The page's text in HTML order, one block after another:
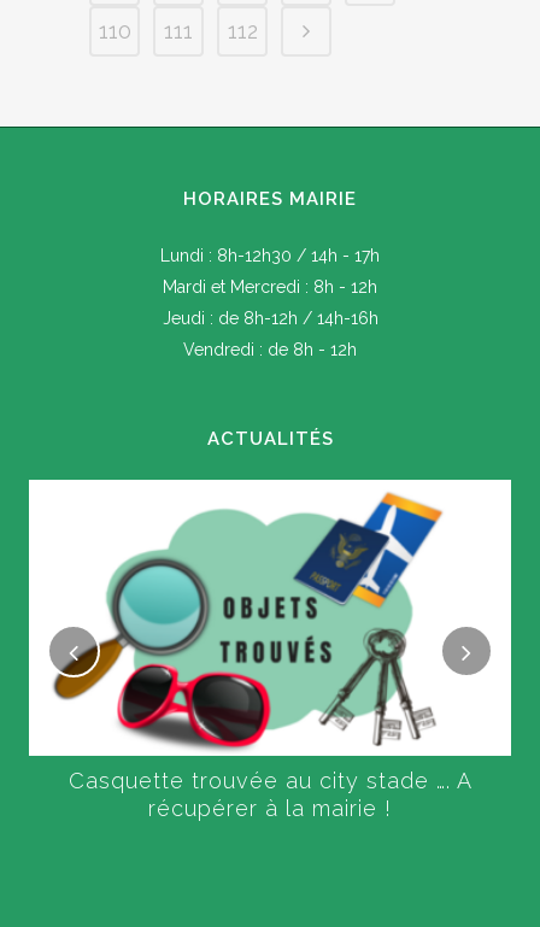
110
111 112
HORAIRES MAIRIE
Lundi : 8h-12h30 / 14h - 17h
Mardi et Mercredi : 8h - 12h
Jeudi : de 8h-12h / 14h-16h
Vendredi : de 8h - 12h
ACTUALITÉS
Casquette trouvée au city stade …. A
récupérer à la mairie !